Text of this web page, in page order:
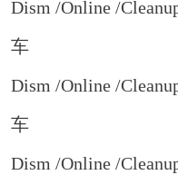
Dism /Online /
车
Dism /Online /
车
Dism /Online /